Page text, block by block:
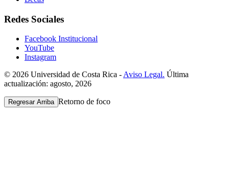
Redes Sociales
Facebook Institucional
YouTube
Instagram
© 2026 Universidad de Costa Rica - Aviso Legal. Última
actualización: agosto, 2026
Regresar Arriba Retorno de foco